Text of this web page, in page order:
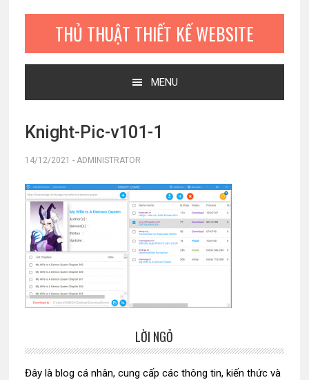
THỦ THUẬT THIẾT KẾ WEBSITE
MENU
Knight-Pic-v101-1
14/12/2021 - ADMINISTRATOR
chính
LỜI NGỎ
Đây là blog cá nhân, cung cấp các thông tin, kiến thức và